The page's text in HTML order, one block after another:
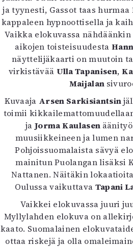
ja tyynesti, Gassot taas hurmaa
kappaleen hypnoottisella ja
Vaikka elokuvassa
aikojen toisteisuudesta
näyttelijäkaarti on muutoin
virkistävää Ulla Tapanisen,
Maijalan
Kuvaaja Arsen Sarkisiantsin
toimii
ja Jorma Kaulasen
muusiikkeineen ja lumen
Pohjoissuomalaista sävyä
mainitun Puolangan lisäksi
Nattanen. Näitäkin
Oulussa vaikuttava Tapani
Vaikkei elokuvassa juuri
Myllylahden elokuva on
kaato. Suomalainen
ottaa riskejä ja olla